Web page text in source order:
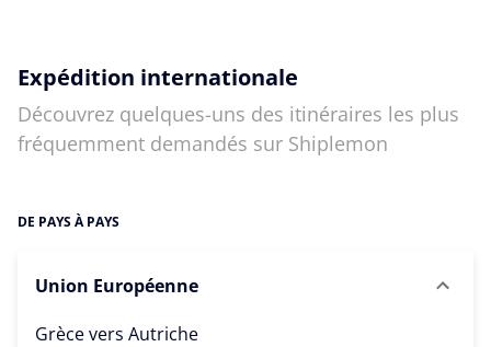
Expédition internationale
Découvrez quelques-uns des itinéraires les plus
fréquemment demandés sur Shiplemon
DE PAYS À PAYS
Union Européenne
Grèce vers Autriche